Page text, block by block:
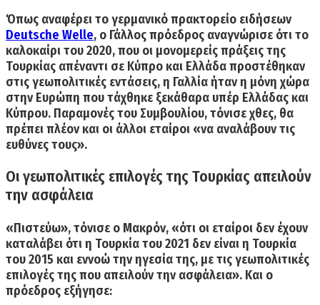
Όπως αναφέρει το γερμανικό πρακτορείο ειδήσεων
Deutsche Welle, ο Γάλλος πρόεδρος αναγνώρισε ότι το
καλοκαίρι του 2020, που οι μονομερείς πράξεις της
Τουρκίας απέναντι σε Κύπρο και Ελλάδα προστέθηκαν
στις γεωπολιτικές εντάσεις,η Γαλλία ήταν η μόνη χώρα
στην Ευρώπη που τάχθηκε ξεκάθαρα υπέρ Ελλάδας και
Κύπρου. Παραμονές του Συμβουλίου, τόνισε χθες, θα
πρέπει πλέον και οι άλλοι εταίροι «να αναλάβουν τις
ευθύνες τους».
Οι γεωπολιτικές επιλογές της Τουρκίας απειλούν
την ασφάλεια
«Πιστεύω», τόνισε ο Μακρόν, «ότι οι εταίροι δεν έχουν
καταλάβει ότι η Τουρκία του 2021 δεν είναι η Τουρκία
του 2015 και εννοώ την ηγεσία της, με τις γεωπολιτικές
επιλογές της που απειλούν την ασφάλεια». Και ο
πρόεδρος εξήγησε: